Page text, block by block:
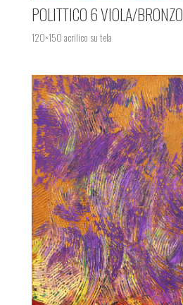
POLITTICO 6 VIOLA/BRONZO
120×150 acrilico su tela